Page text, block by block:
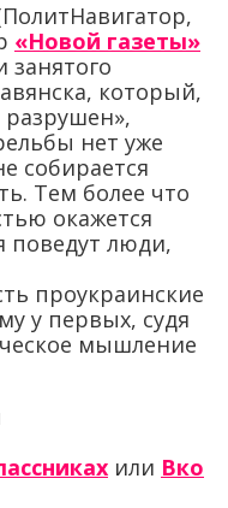
«Новой газеты»
занятого
который,
нет уже
собирается
Тем более что
окажется
поведут люди,
проукраинские
у первых, судя
мышление
или Вко